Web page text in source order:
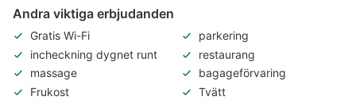
Andra viktiga erbjudanden
Gratis Wi-Fi
parkering
incheckning dygnet runt
restaurang
massage
bagageförvaring
Frukost
Tvätt